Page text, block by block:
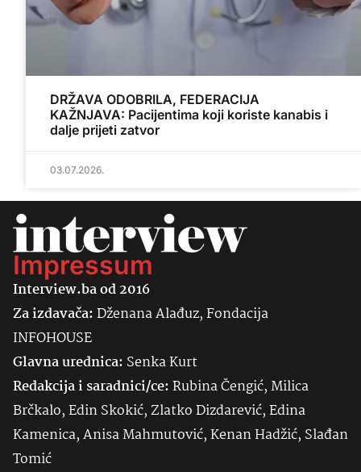
DRŽAVA ODOBRILA, FEDERACIJA
KAŽNJAVA: Pacijentima koji koriste kanabis i
dalje prijeti zatvor
03.07.2026.
Impressum
Interview.ba od 2016
Za izdavača:Dženana Alađuz, Fondacija
INFOHOUSE
Glavna urednica: SenkaKurt
Redakcija i saradnici/ce:Rubina Čengić, Milica
Brčkalo, Edin Skokić, Zlatko Dizdarević, Edina
Kamenica, Anisa Mahmutović, Kenan Hadžić, Slađan
Tomić